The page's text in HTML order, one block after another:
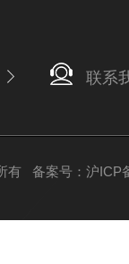
联系
有 备案号：沪ICP